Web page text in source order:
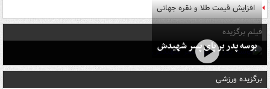
افزایش قیمت طلا و نقره جهانی
فیلم برگزیده
بوسه‌ پدر بر پای پسر شهیدش
برگزیده ورزشی